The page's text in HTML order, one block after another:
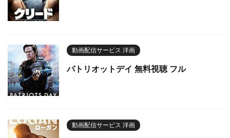
動画配信サービス 洋画
パトリオットデイ 無料視聴 フル
動画配信サービス 洋画